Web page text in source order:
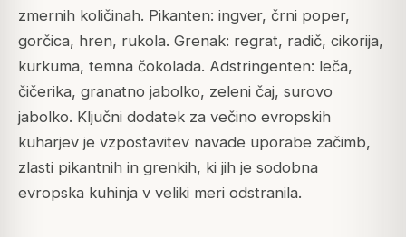
zmernih količinah. Pikanten: ingver, črni poper,
gorčica, hren, rukola. Grenak: regrat, radič, cikorija,
kurkuma, temna čokolada. Adstringenten: leča,
čičerika, granatno jabolko, zeleni čaj, surovo
jabolko. Ključni dodatek za večino evropskih
kuharjev je vzpostavitev navade uporabe začimb,
zlasti pikantnih in grenkih, ki jih je sodobna
evropska kuhinja v veliki meri odstranila.